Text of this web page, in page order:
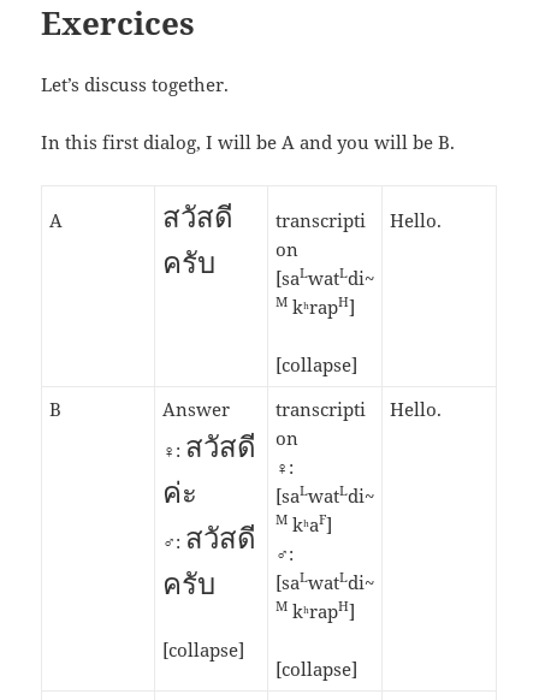
Exercices
Let’s discuss together.
In this first dialog, I will be A and you will be B.
A
สวัสดี
ครับ
transcripti
on
[saLwatLdi~
M kʰrapH]
[collapse]
Hello.
B
Answer
♀: สวัสดี
ค่ะ
♂: สวัสดี
ครับ
[collapse]
transcripti
on
♀:
[saLwatLdi~
M kʰaF]
♂:
[saLwatLdi~
M kʰrapH]
[collapse]
Hello.